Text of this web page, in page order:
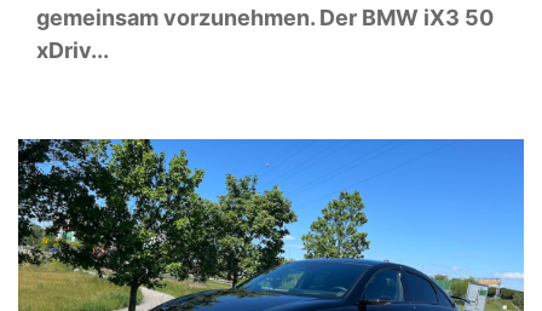
gemeinsam vorzunehmen. Der BMW iX3 50
xDriv...